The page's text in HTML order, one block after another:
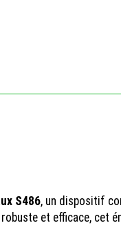
S486, un dispositif
et efficace, cet